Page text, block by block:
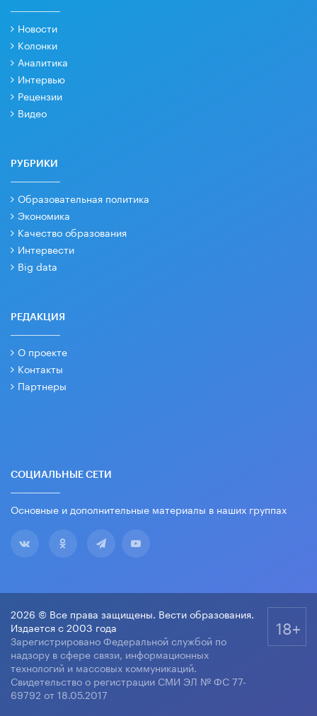
Новости
Колонки
Аналитика
Интервью
Рецензии
Видео
РУБРИКИ
Образовательная политика
Экономика
Качество образования
Интервести
Big data
РЕДАКЦИЯ
О проекте
Контакты
Партнеры
СОЦИАЛЬНЫЕ СЕТИ
Основные и дополнительные материалы в наших группах
2026 © Все права защищены. Вести образования.
Издается с 2003 года
Зарегистрировано Федеральной службой по
надзору в сфере связи, информационных
технологий и массовых коммуникаций.
Свидетельство о регистрации СМИ ЭЛ № ФС 77-
69792 от 18.05.2017
18+